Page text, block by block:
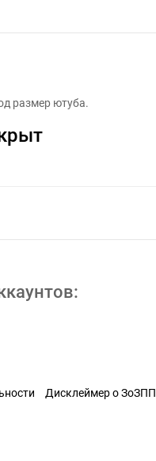
размер ютуба.
Дисклеймер о ЗоЗПП